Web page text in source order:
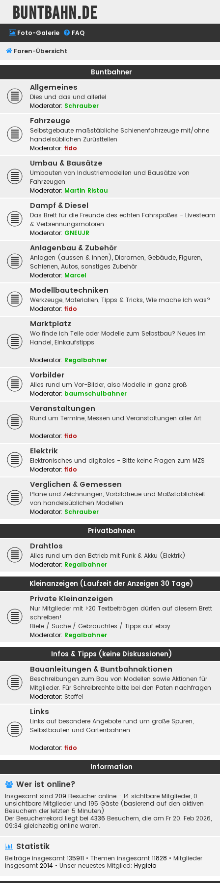
buntbahn.de
Foto-Galerie FAQ
Foren-Übersicht
Buntbahner
Allgemeines
Dies und das und allerlei
Moderator: Schrauber
Fahrzeuge
Selbstgebaute maßstäbliche Schienenfahrzeuge mit/ohne
handelsüblichen Zurüstteilen
Moderator: fido
Umbau & Bausätze
Umbauten von Industriemodellen und Bausätze von
Fahrzeugen
Moderator: Martin Ristau
Dampf & Diesel
Das Brett für die Freunde des echten Fahrspaßes - Livesteam
& Verbrennungsmotoren
Moderator: GNEUJR
Anlagenbau & Zubehör
Anlagen (aussen & innen), Dioramen, Gebäude, Figuren,
Schienen, Autos, sonstiges Zubehör
Moderator: Marcel
Modellbautechniken
Werkzeuge, Materialien, Tipps & Tricks, Wie mache ich was?
Moderator: fido
Marktplatz
Wo finde ich Teile oder Modelle zum Selbstbau? Neues im
Handel, Einkaufstipps
Moderator: Regalbahner
Vorbilder
Alles rund um Vor-Bilder, also Modelle in ganz groß
Moderator: baumschulbahner
Veranstaltungen
Rund um Termine, Messen und Veranstaltungen aller Art
Moderator: fido
Elektrik
Elektronisches und digitales - Bitte keine Fragen zum MZS
Moderator: fido
Verglichen & Gemessen
Pläne und Zeichnungen, Vorbildtreue und Maßstäblichkeit
von handelsüblichen Modellen
Moderator: Schrauber
Privatbahnen
Drahtlos
Alles rund um den Betrieb mit Funk & Akku (Elektrik)
Moderator: Regalbahner
Kleinanzeigen (Laufzeit der Anzeigen 30 Tage)
Private Kleinanzeigen
Nur Mitglieder mit >20 Textbeiträgen dürfen auf diesem Brett
schreiben!
Biete / Suche / Gebrauchtes / Tipps auf ebay
Moderator: Regalbahner
Infos & Tipps (keine Diskussionen)
Bauanleitungen & Buntbahnaktionen
Beschreibungen zum Bau von Modellen sowie Aktionen für
Mitglieder. Für Schreibrechte bitte bei den Paten nachfragen
Moderator: Stoffel
Links
Links auf besondere Angebote rund um große Spuren,
Selbstbauten und Gartenbahnen
Moderator: fido
Information
Wer ist online?
Insgesamt sind 209 Besucher online :: 14 sichtbare Mitglieder, 0
unsichtbare Mitglieder und 195 Gäste (basierend auf den aktiven
Besuchern der letzten 5 Minuten)
Der Besucherrekord liegt bei 4336 Besuchern, die am Fr 20. Feb 2026,
09:34 gleichzeitig online waren.
Statistik
Beiträge insgesamt 135911 • Themen insgesamt 11828 • Mitglieder
insgesamt 2014 • Unser neuestes Mitglied: Hygieia